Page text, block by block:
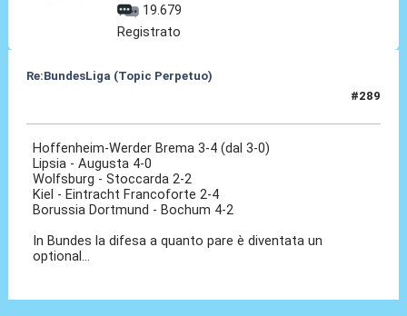
19.679
Registrato
Re:BundesLiga (Topic Perpetuo)
#289
Hoffenheim-Werder Brema 3-4 (dal 3-0)
Lipsia - Augusta 4-0
Wolfsburg - Stoccarda 2-2
Kiel - Eintracht Francoforte 2-4
Borussia Dortmund - Bochum 4-2
In Bundes la difesa a quanto pare è diventata un
optional...